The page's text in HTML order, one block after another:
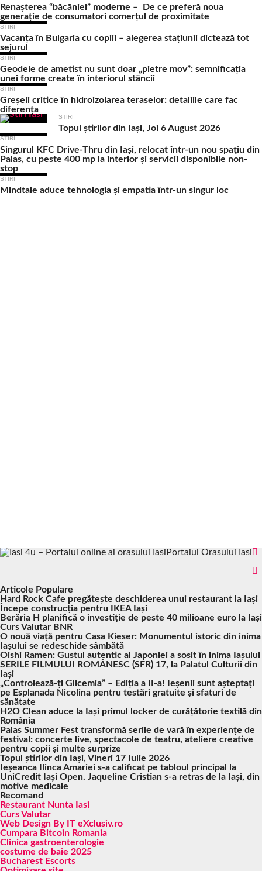
Renașterea “băcăniei” moderne – De ce preferă noua
generație de consumatori comerțul de proximitate
STIRI
Vacanța în Bulgaria cu copiii – alegerea stațiunii dictează tot
sejurul
STIRI
Geodele de ametist nu sunt doar „pietre mov”: semnificația
unei forme create în interiorul stâncii
STIRI
Greșeli critice în hidroizolarea teraselor: detaliile care fac
diferența
STIRI
Topul știrilor din Iași, Joi 6 August 2026
STIRI
Singurul KFC Drive-Thru din Iași, relocat într-un nou spaţiu din
Palas, cu peste 400 mp la interior și servicii disponibile non-
stop
STIRI
Mindtale aduce tehnologia și empatia într-un singur loc
Portalul Orasului Iasi
Articole Populare
Hard Rock Cafe pregătește deschiderea unui restaurant la Iași
Începe construcția pentru IKEA Iași
Berăria H planifică o investiție de peste 40 milioane euro la Iași
Curs Valutar BNR
O nouă viață pentru Casa Kieser: Monumentul istoric din inima
Iașului se redeschide sâmbătă
Oishi Ramen: Gustul autentic al Japoniei a sosit în inima Iașului
SERILE FILMULUI ROMÂNESC (SFR) 17, la Palatul Culturii din
Iași
„Controlează-ți Glicemia” – Ediția a II-a! Ieșenii sunt așteptați
pe Esplanada Nicolina pentru testări gratuite și sfaturi de
sănătate
H2O Clean aduce la Iași primul locker de curățătorie textilă din
România
Palas Summer Fest transformă serile de vară în experiențe de
festival: concerte live, spectacole de teatru, ateliere creative
pentru copii și multe surprize
Topul știrilor din Iași, Vineri 17 Iulie 2026
Ieșeanca Ilinca Amariei s-a calificat pe tabloul principal la
UniCredit Iași Open. Jaqueline Cristian s-a retras de la Iași, din
motive medicale
Recomand
Restaurant Nunta Iasi
Curs Valutar
Web Design By IT eXclusiv.ro
Cumpara Bitcoin Romania
Clinica gastroenterologie
costume de baie 2025
Bucharest Escorts